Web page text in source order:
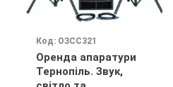
Код: ОЗСС321
Оренда апаратури
Тернопіль. Звук,